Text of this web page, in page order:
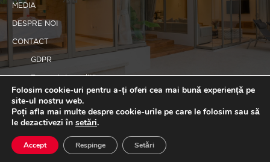
MEDIA
DESPRE NOI
CONTACT
GDPR
Termeni și condiții
Politica de cookie-uri
Copyright 2025 CWEchinox
Folosim cookie-uri pentru a-ți oferi cea mai bună experiență pe
site-ul nostru web.
Poți afla mai multe despre cookie-urile pe care le folosim sau să
le dezactivezi în setări.
Accept Respinge Setări